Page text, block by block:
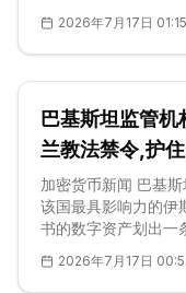
(CASP)——这一牌照
付,以及依托合作伙
司投资者关系披露,
密支付与各类<a
href="https://
2026年7月17日
巴基斯坦监管
兰教法禁令,护
加密货币新闻 巴基
该国最具影响力的伊
书的数字资产划出一
Bilal bin Saqib向
2026年7月17日